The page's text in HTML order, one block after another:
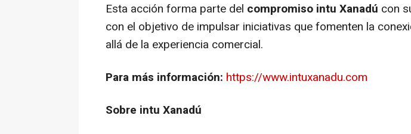
Esta acción forma parte del compromiso intu Xanadú con
con el objetivo de impulsar iniciativas que fomenten la
allá de la experiencia comercial.
Para más información: https://www.intuxanadu.com
Sobre intu Xanadú